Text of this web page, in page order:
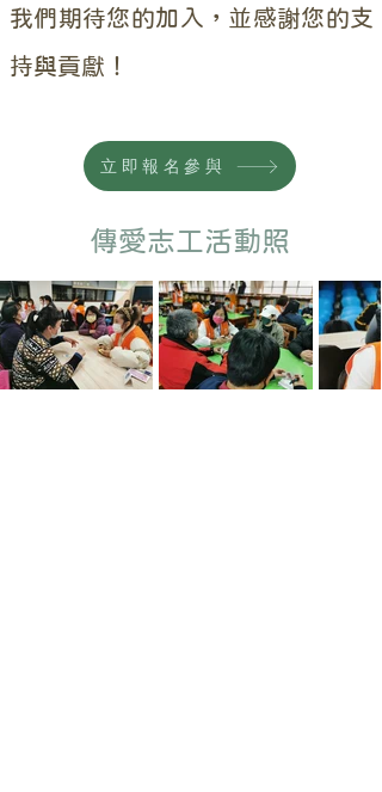
我們期待您的加入，並感謝您的支
持與貢獻！
立即報名參與
​傳愛志工活動照